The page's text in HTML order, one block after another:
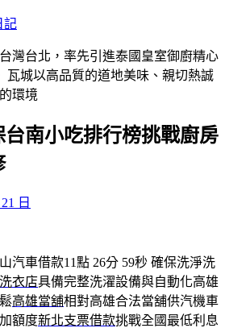
記
灣台北，率先引進泰國皇室御廚精心
瓦城以高品質的道地美味、親切熱誠
環境
南小吃排行榜挑戰廚房
日
汽車借款11點 26分 59秒 確保洗淨洗
衣店具備完整洗濯設備與自動化高雄
高雄當舖相對高雄合法當舖供汽機車
額度新北支票借款挑戰全國最低利息